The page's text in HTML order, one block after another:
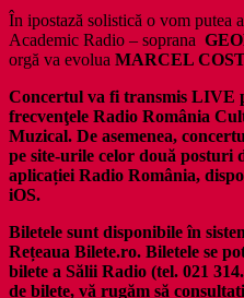
În ipostază solistică o vom putea
Academic Radio – soprana
orgă va evolua MARCEL
Concertul va fi transmis LIVE
frecvenţele Radio România
Muzical. De asemenea,
pe site-urile celor două posturi
aplicației Radio România,
iOS.
Biletele sunt disponibile în
Rețeaua Bilete.ro. Biletele se
bilete a Sălii Radio (tel. 021
de bilete, vă rugăm să